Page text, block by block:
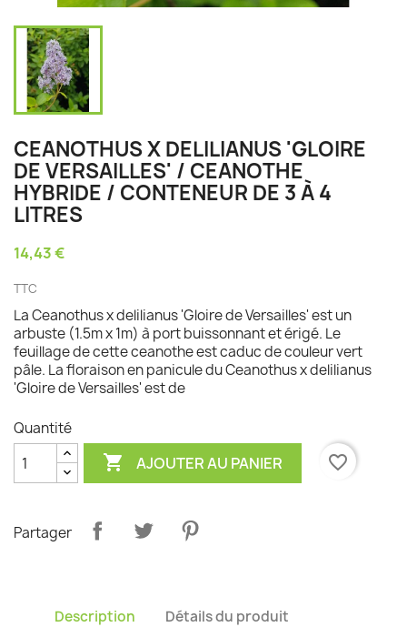
CEANOTHUS X DELILIANUS 'GLOIRE
DE VERSAILLES' / CEANOTHE
HYBRIDE / CONTENEUR DE 3 À 4
LITRES
14,43 €
TTC
La Ceanothus x delilianus 'Gloire de Versailles' est un
arbuste (1.5m x 1m) à port buissonnant et érigé. Le
feuillage de cette ceanothe est caduc de couleur vert
pâle. La floraison en panicule du Ceanothus x delilianus
'Gloire de Versailles' est de
Quantité
 AJOUTER AU PANIER favorite_border
Partager
Description Détails du produit